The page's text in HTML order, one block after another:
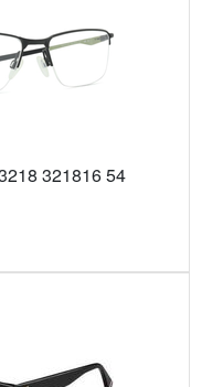
321816 54